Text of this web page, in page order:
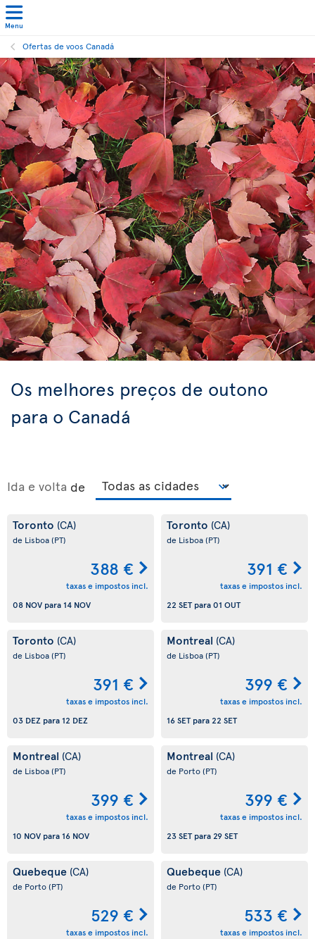
Menu
Ofertas de voos Canadá
Os melhores preços de outono
para o Canadá
Ida e volta de
Toronto (CA)
de Lisboa(PT)
388 €
taxas e impostos incl.
08 NOV para 14 NOV
Toronto (CA)
de Lisboa(PT)
391 €
taxas e impostos incl.
22 SETpara01 OUT
Toronto (CA)
de Lisboa(PT)
391 €
taxas e impostos incl.
03 DEZ para 12 DEZ
Montreal (CA)
de Lisboa(PT)
399 €
taxas e impostos incl.
16 SETpara22 SET
Montreal (CA)
de Lisboa(PT)
399 €
taxas e impostos incl.
10 NOV para 16 NOV
Montreal (CA)
de Porto(PT)
399 €
taxas e impostos incl.
23 SETpara29 SET
Quebeque (CA)
de Porto(PT)
529 €
taxas e impostos incl.
Quebeque (CA)
de Porto(PT)
533 €
taxas e impostos incl.